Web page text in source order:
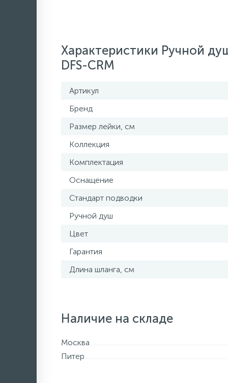
Характеристики Ручной
DFS-CRM
Артикул
Бренд
Размер лейки, см
Коллекция
Комплектация
Оснащение
Стандарт подводки
Ручной душ
Цвет
Гарантия
Длина шланга, см
Наличие на складе
Москва
Питер